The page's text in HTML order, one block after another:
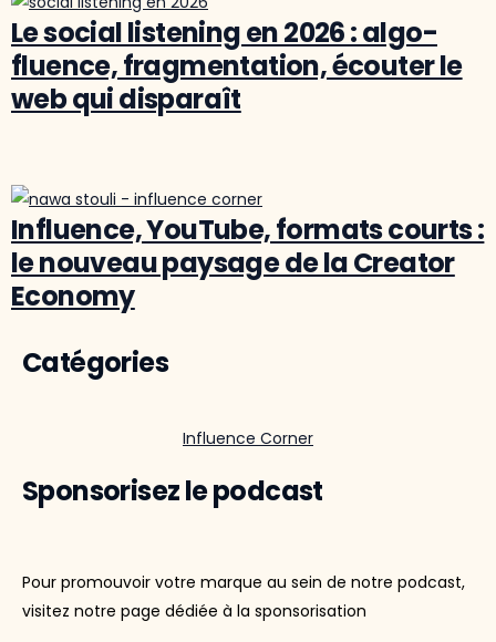
Le social listening en 2026 : algo-
fluence, fragmentation, écouter le
web qui disparaît
Influence, YouTube, formats courts :
le nouveau paysage de la Creator
Economy
Catégories
Influence Corner
Sponsorisez le podcast
Pour promouvoir votre marque au sein de notre podcast,
visitez notre page dédiée à la sponsorisation